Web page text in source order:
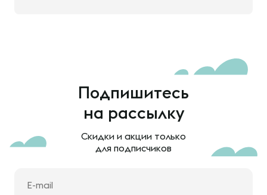
Подпишитесь
на рассылку
Скидки и акции только
для подписчиков